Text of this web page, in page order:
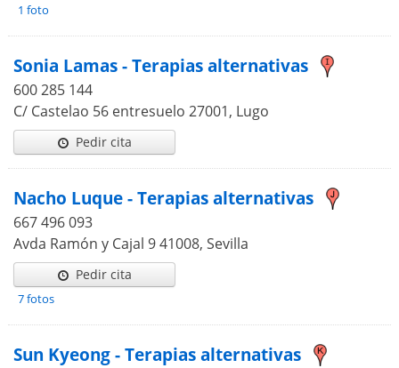
1 foto
Sonia Lamas - Terapias alternativas
600 285 144
C/ Castelao 56 entresuelo 27001, Lugo
Pedir cita
Nacho Luque - Terapias alternativas
667 496 093
Avda Ramón y Cajal 9 41008, Sevilla
Pedir cita
7 fotos
Sun Kyeong - Terapias alternativas